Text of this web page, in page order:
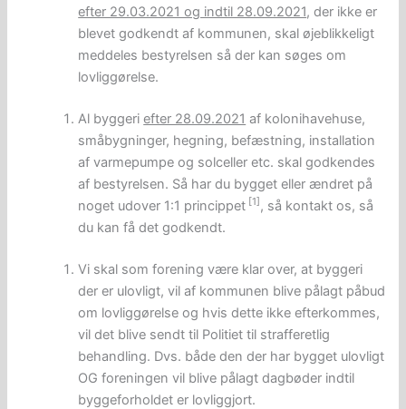
efter 29.03.2021 og indtil 28.09.2021, der ikke er
blevet godkendt af kommunen, skal øjeblikkeligt
meddeles bestyrelsen så der kan søges om
lovliggørelse.
Al byggeriefter 28.09.2021 af kolonihavehuse,
småbygninger, hegning, befæstning, installation
af varmepumpe og solceller etc. skal godkendes
af bestyrelsen. Så har du bygget eller ændret på
noget udover 1:1 princippet [1] , så kontakt os, så
du kan få det godkendt.
Vi skal som forening være klar over, at byggeri
der er ulovligt, vil af kommunen blive pålagt påbud
om lovliggørelse og hvis dette ikke efterkommes,
vil det blive sendt til Politiet til strafferetlig
behandling. Dvs. både den der har bygget ulovligt
OG foreningen vil blive pålagt dagbøder indtil
byggeforholdet er lovliggjort.